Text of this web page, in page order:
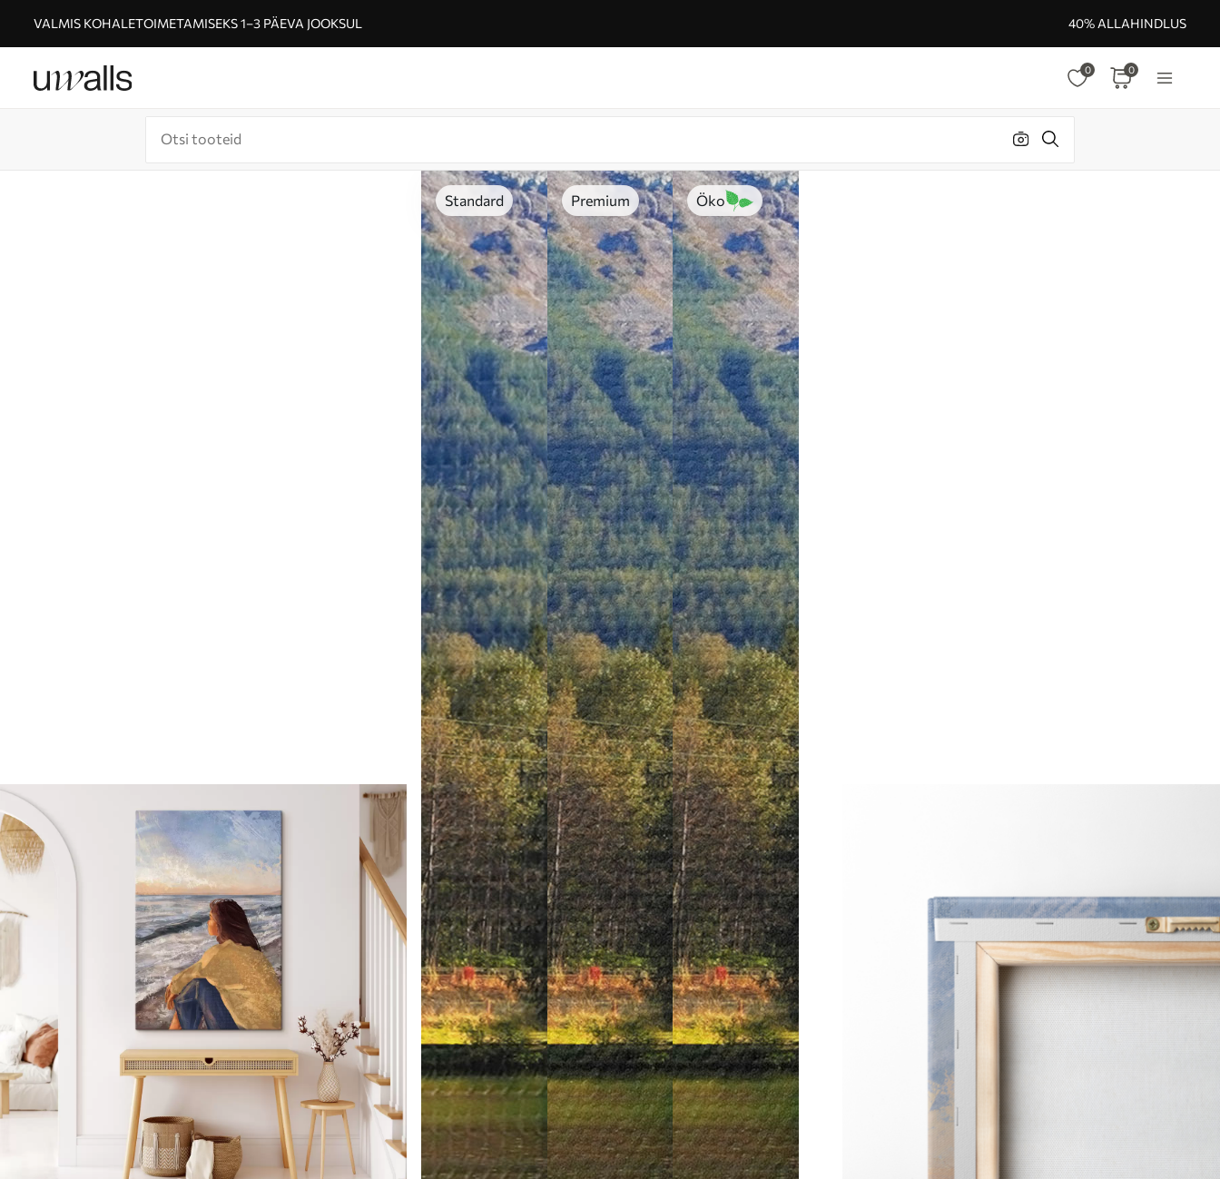
VALMIS KOHALETOIMETAMISEKS 1–3 PÄEVA JOOKSUL 40% ALLAHINDLUS
0 0
Standard Premium Öko